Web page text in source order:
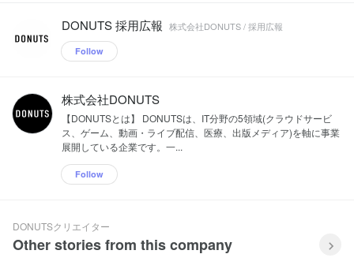
「MixChannel」より「ミクチャ」に改
ます。ライブ配信のイベント開催数は業
界最大級！ライブ配信を通じてそれぞれ
の夢を叶えられることを理想に、多くの
ライバーと協力して多彩なエンターテイ
ンメント・コンテンツを生み出し続けて
「暴走列伝 単車の虎」など、オリジナル
タイトルを中心として多岐にわたるタイ
DONUTS 採用広報 株式会社DONUTS / 採用広報
Follow
株式会社DONUTS
【DONUTSとは】 DONUTSは、IT分野の5領域(クラウドサービ
ス、ゲーム、動画・ライブ配信、医療、出版メディア)を軸に事業
展開している企業です。一...
Follow
DONUTSクリエイター
Other stories from this company